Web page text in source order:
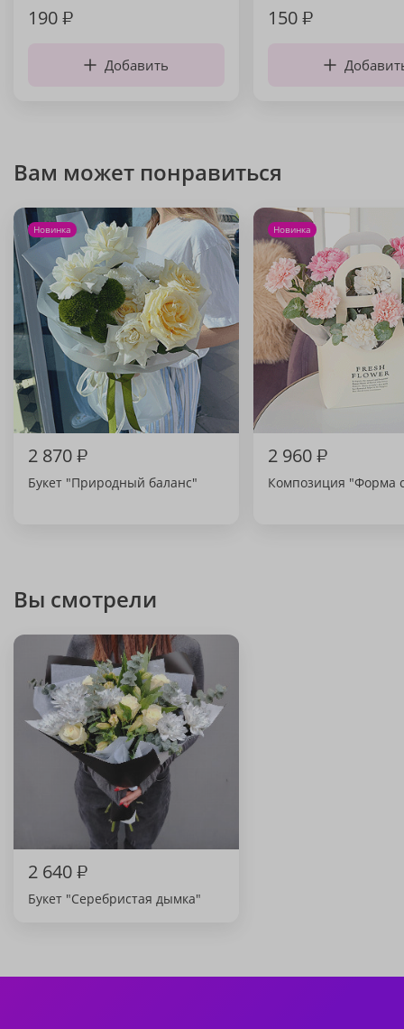
190₽
Добавить
150₽
Вам может понравиться
Новинка
2 870₽
Букет "Природный баланс"
Новинка
2 960₽
Композиция "Форма
Вы смотрели
2 640₽
Букет "Серебристая дымка"